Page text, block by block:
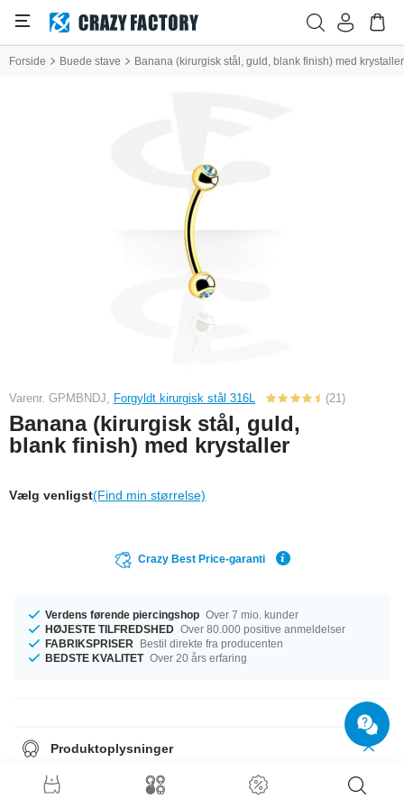
Forside Buede stave Banana (kirurgisk stål, guld, blank finish) med krystaller
Varenr. GPMBNDJ, Forgyldt kirurgisk stål 316L (21)
Banana (kirurgisk stål, guld,
blank finish) med krystaller
Vælg venligst(Find min størrelse)
Crazy Best Price-garanti
Verdens førende piercingshop Over 7 mio. kunder
HØJESTE TILFREDSHED Over 80.000 positive anmeldelser
FABRIKSPRISER
Bestil direkte fra producenten
BEDSTE KVALITET Over 20 års erfaring
Produktoplysninger
Vi har størrelse 1.2 mm tilgængelig. Du kan vælge en passende længde
fra 6 mm til 14 mm. Kuglen fås i størrelse 2.5 mm eller 3 mm Du kan